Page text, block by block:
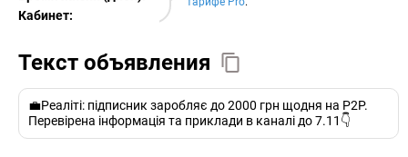
Кабинет:
EURO
Текст объявления
💼Реаліті: підписник заробляє до 2000 грн щодня на Р2Р.
Перевірена інформація та приклади в каналі до 7.11👇